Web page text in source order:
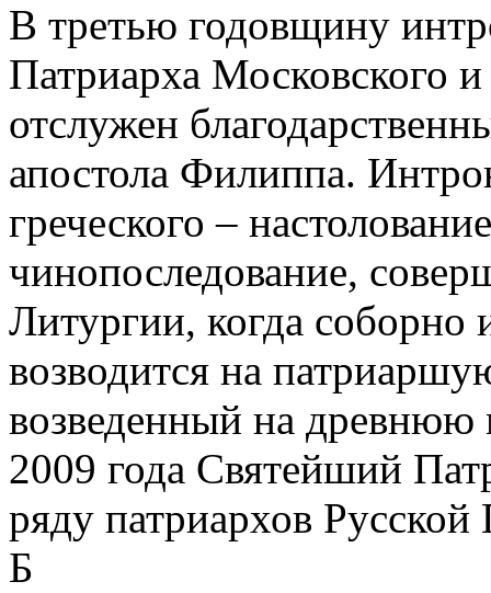
В третью годовщину
Патриарха Московского
отслужен
апостола Филиппа.
греческого –
чинопоследование,
Литургии, когда соборно
возводится на
возведенный на древнюю
2009 года Святейший
ряду патриархов
Б